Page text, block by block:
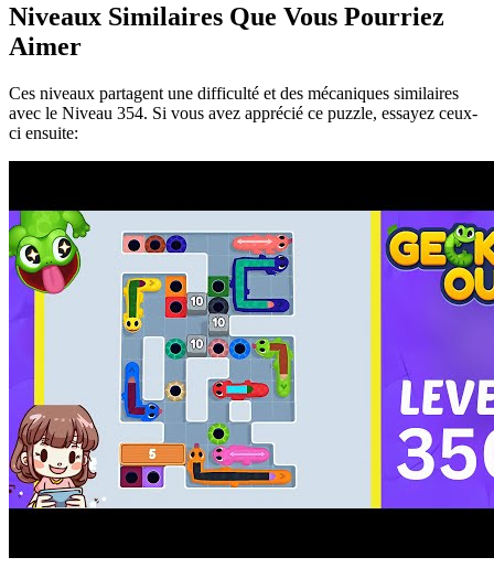
Niveaux Similaires Que Vous Pourriez
Aimer
Ces niveaux partagent une difficulté et des mécaniques similaires
avec le Niveau 354. Si vous avez apprécié ce puzzle, essayez ceux-
ci ensuite: